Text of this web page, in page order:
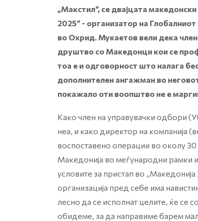
„Макстил“, се двајцата
2025“ - организатор на
во Охрид. Мукаетов вели дека
друштво со Македонци кои се
тоа е и одговорност што налага
дополнителен ангажман во
покажало оти воопштво не е
Како член на управувачки одбори
неа, и како директор на компанија
воспоставено операции во околу 30
Македонија во меѓународни рамки и
условите за пристап во
организација пред себе има
лесно да се исполнат целите, ќе се
обидеме, за да направиме барем